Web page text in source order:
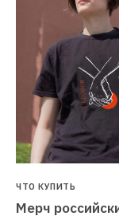
ЧТО КУПИТЬ
Мерч